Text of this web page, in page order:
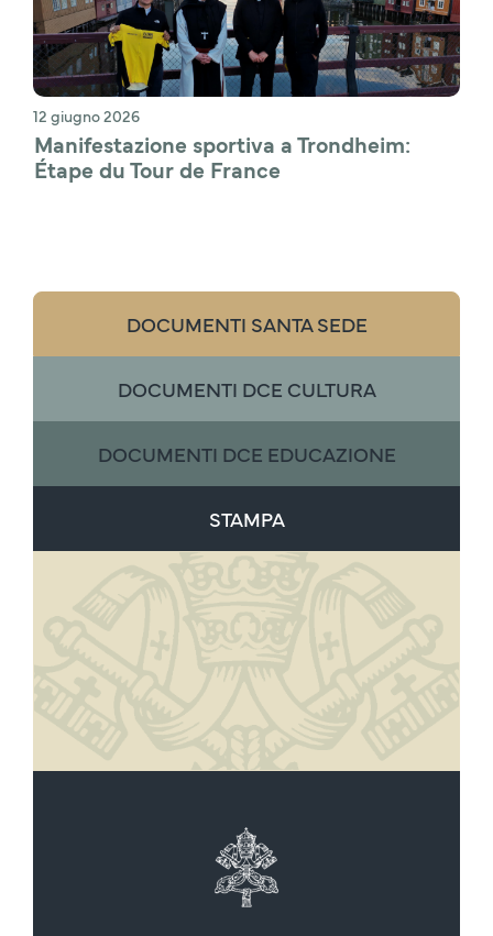
12 giugno 2026
Manifestazione sportiva a Trondheim:
Étape du Tour de France
DOCUMENTI SANTA SEDE
DOCUMENTI DCE CULTURA
DOCUMENTI DCE EDUCAZIONE
STAMPA